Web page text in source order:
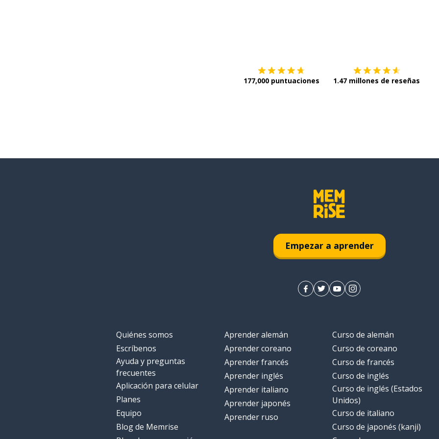
177,000 puntuaciones 1.47 millones de reseñas
Empezar a aprender
Quiénes somos
Escríbenos
Ayuda y preguntas
frecuentes
Aplicación para celular
Planes
Equipo
Blog de Memrise
Aprender alemán
Aprender coreano
Aprender francés
Aprender inglés
Aprender italiano
Aprender japonés
Aprender ruso
Curso de alemán
Curso de coreano
Curso de francés
Curso de inglés
Curso de inglés (Estados
Unidos)
Curso de italiano
Curso de japonés (kanji)